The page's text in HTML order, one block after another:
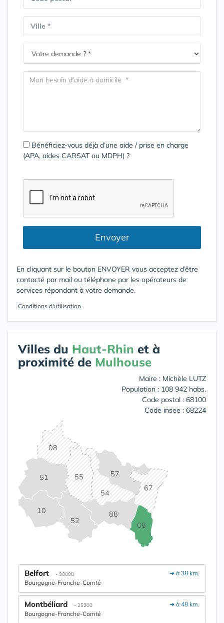
Ville *
Bénéficiez-vous déjà d’une aide / prise en charge
(APA, aides CARSAT ou MDPH) ?
Envoyer
En cliquant sur le bouton ENVOYER vous acceptez d’être
contacté par mail ou téléphone par les opérateurs de
services répondant à votre demande.
Conditions d'utilisation
Villes du Haut-Rhin et à
proximité de Mulhouse
Maire : Michèle LUTZ
Population : 108 942 habs.
Code postal : 68100
Code insee : 68224
08
10
51
52
54
55 57
67
68
88
➔ à 38 km.
Belfort - 90000
Bourgogne-Franche-Comté
➔ à 48 km.
Montbéliard - 25200
Bourgogne-Franche-Comté